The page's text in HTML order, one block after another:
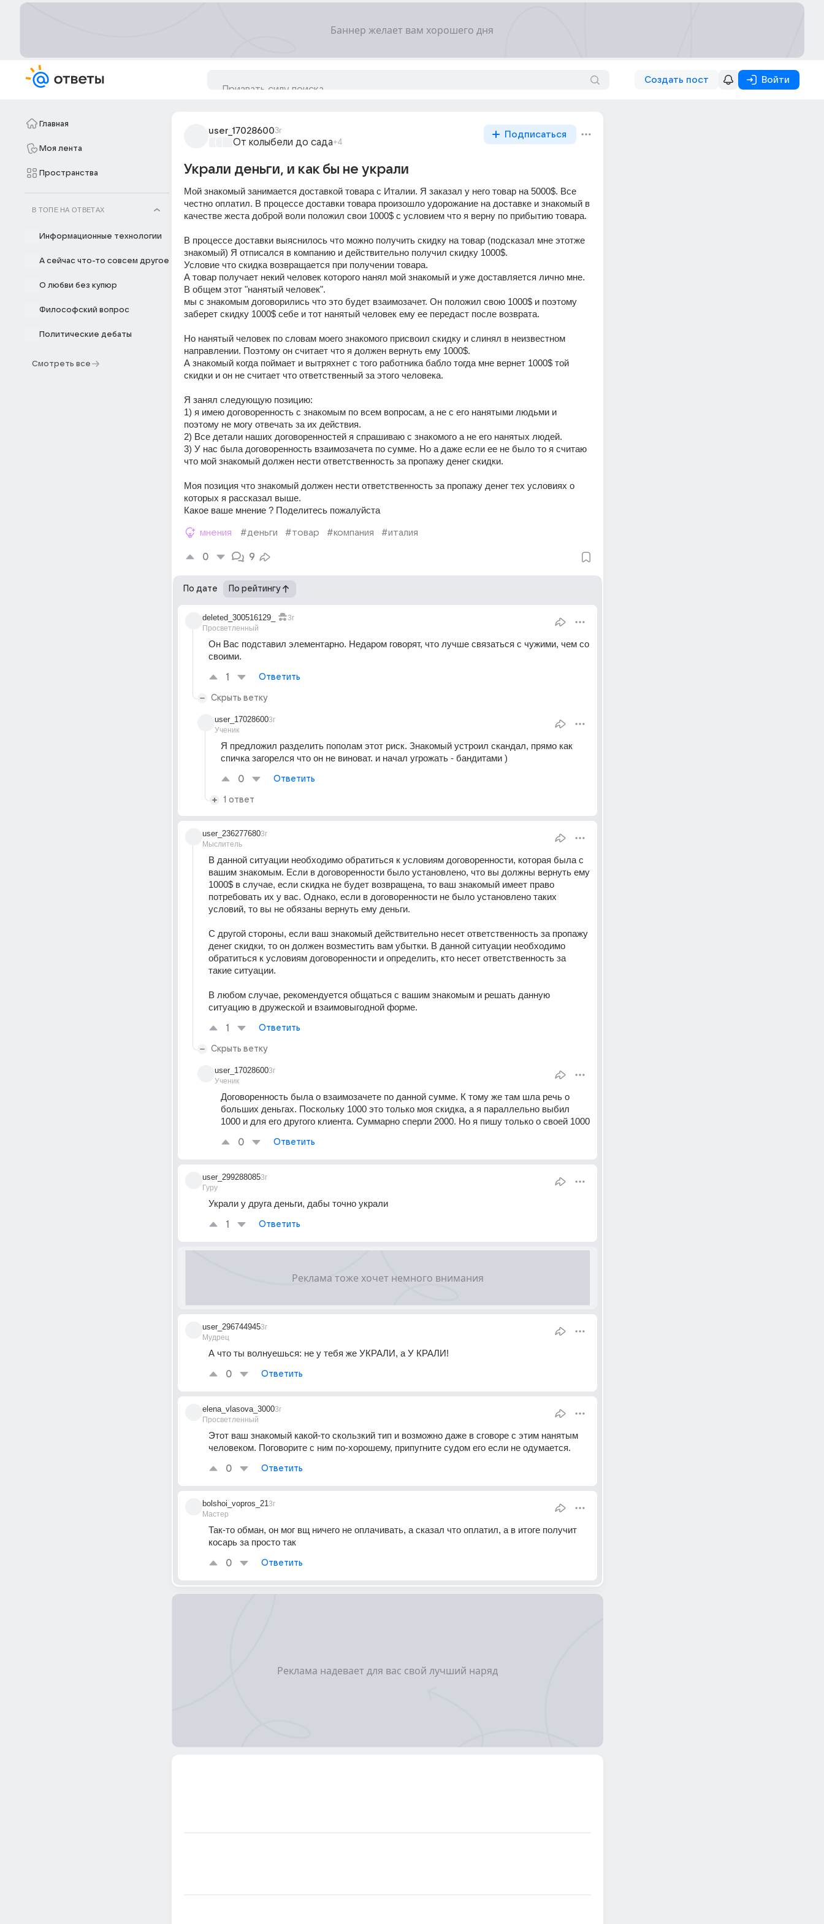
Создать пост Войти
Главная
Моя лента
Пространства
В ТОПЕ НА ОТВЕТАХ
Информационные технологии
А сейчас что-то совсем другое
О любви без купюр
Философский вопрос
Политические дебаты
Смотреть все
user_170286003г
От колыбели до сада+4
Подписаться
Украли деньги, и как бы не украли
Мой знакомый занимается доставкой товара с Италии. Я заказал у него товар на 5000$. Все
честно оплатил. В процессе доставки товара произошло удорожание на доставке и знакомый в
качестве жеста доброй воли положил свои 1000$ с условием что я верну по прибытию товара.
В процессе доставки выяснилось что можно получить скидку на товар (подсказал мне этотже
знакомый) Я отписался в компанию и действительно получил скидку 1000$.
Условие что скидка возвращается при получении товара.
А товар получает некий человек которого нанял мой знакомый и уже доставляется лично мне.
В общем этот "нанятый человек".
мы с знакомым договорились что это будет взаимозачет. Он положил свою 1000$ и поэтому
заберет скидку 1000$ себе и тот нанятый человек ему ее передаст после возврата.
Но нанятый человек по словам моего знакомого присвоил скидку и слинял в неизвестном
направлении. Поэтому он считает что я должен вернуть ему 1000$.
А знакомый когда поймает и вытряхнет с того работника бабло тогда мне вернет 1000$ той
скидки и он не считает что ответственный за этого человека.
Я занял следующую позицию:
1) я имею договоренность с знакомым по всем вопросам, а не с его нанятыми людьми и
поэтому не могу отвечать за их действия.
2) Все детали наших договоренностей я спрашиваю с знакомого а не его нанятых людей.
3) У нас была договоренность взаимозачета по сумме. Но а даже если ее не было то я считаю
что мой знакомый должен нести ответственность за пропажу денег скидки.
Моя позиция что знакомый должен нести ответственность за пропажу денег тех условиях о
которых я рассказал выше.
Какое ваше мнение ? Поделитесь пожалуйста
мнения #деньги #товар #компания #италия
0 9
По дате По рейтингу
deleted_300516129_
Просветленный
3г
Он Вас подставил элементарно. Недаром говорят, что лучше связаться с чужими, чем со
своими.
1 Ответить
Скрыть ветку
user_17028600
Ученик
3г
Я предложил разделить пополам этот риск. Знакомый устроил скандал, прямо как
спичка загорелся что он не виноват. и начал угрожать - бандитами )
0 Ответить
1 ответ
user_236277680
Мыслитель
3г
В данной ситуации необходимо обратиться к условиям договоренности, которая была с
вашим знакомым. Если в договоренности было установлено, что вы должны вернуть ему
1000$ в случае, если скидка не будет возвращена, то ваш знакомый имеет право
потребовать их у вас. Однако, если в договоренности не было установлено таких
условий, то вы не обязаны вернуть ему деньги.
С другой стороны, если ваш знакомый действительно несет ответственность за пропажу
денег скидки, то он должен возместить вам убытки. В данной ситуации необходимо
обратиться к условиям договоренности и определить, кто несет ответственность за
такие ситуации.
В любом случае, рекомендуется общаться с вашим знакомым и решать данную
ситуацию в дружеской и взаимовыгодной форме.
1 Ответить
Скрыть ветку
user_17028600
Ученик
3г
Договоренность была о взаимозачете по данной сумме. К тому же там шла речь о
больших деньгах. Поскольку 1000 это только моя скидка, а я параллельно выбил
1000 и для его другого клиента. Суммарно сперли 2000. Но я пишу только о своей 1000
0 Ответить
user_299288085
Гуру
3г
Украли у друга деньги, дабы точно украли
1 Ответить
user_296744945
Мудрец
3г
А что ты волнуешься: не у тебя же УКРАЛИ, а У КРАЛИ!
0 Ответить
elena_vlasova_3000
Просветленный
3г
Этот ваш знакомый какой-то скользкий тип и возможно даже в сговоре с этим нанятым
человеком. Поговорите с ним по-хорошему, припугните судом его если не одумается.
0 Ответить
bolshoi_vopros_21
Мастер
3г
Так-то обман, он мог вщ ничего не оплачивать, а сказал что оплатил, а в итоге получит
косарь за просто так
0 Ответить